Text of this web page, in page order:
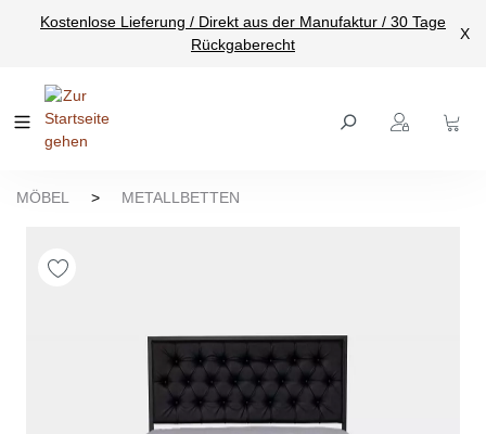
springen
Kostenlose Lieferung / Direkt aus der Manufaktur / 30 Tage
Rückgaberecht
X
MÖBEL > METALLBETTEN